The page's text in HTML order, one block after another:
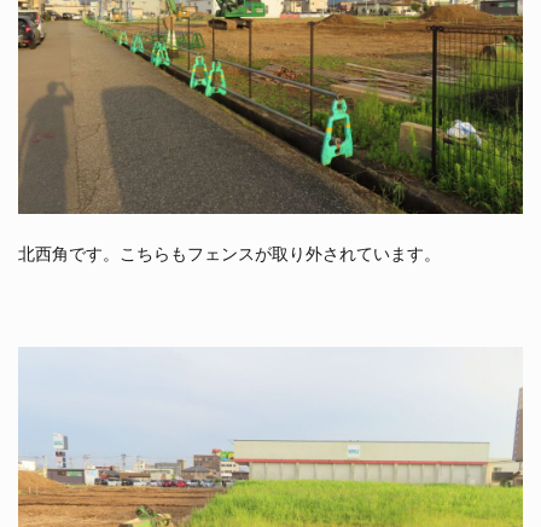
北西角です。こちらもフェンスが取り外されています。